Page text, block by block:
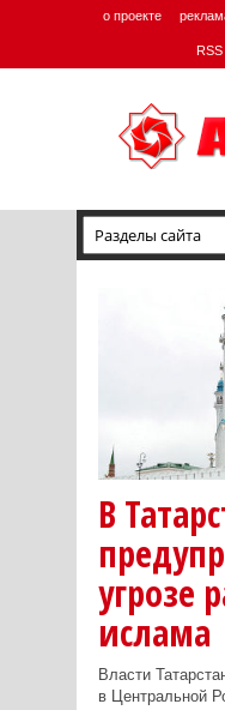
о проекте
RSS
В
угрозе
ислама
Власти
в Центральной